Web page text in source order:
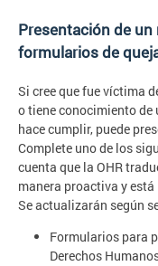
Presentación de
formularios de
Si cree que fue víctima
o tiene conocimiento de
hace cumplir, puede
Complete uno de los
cuenta que la OHR
manera proactiva y
Se actualizarán según
Formularios para
Derechos